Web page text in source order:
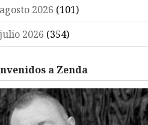
2026 (101)
2026 (354)
a Zenda